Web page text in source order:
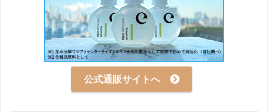
公式通販サイトへ